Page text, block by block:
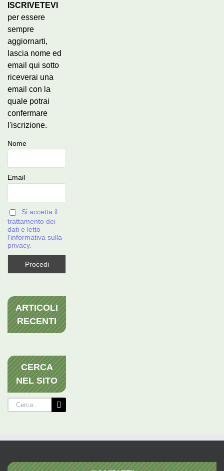
ISCRIVETEVI
per essere
sempre
aggiornarti,
lascia nome ed
email qui sotto
riceverai una
email con la
quale potrai
confermare
l'iscrizione.
Nome
Email
Si accetta il
trattamento dei
dati e letto
l'informativa sulla
privacy.
ARTICOLI
RECENTI
CERCA
NEL SITO
Cerca
per: